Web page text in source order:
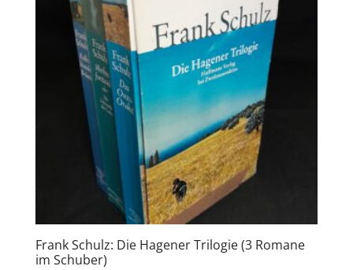
Frank Schulz: Die Hagener Trilogie (3 Romane
im Schuber)